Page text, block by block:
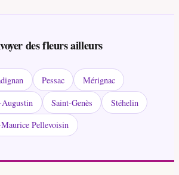
des fleurs ailleurs
Pessac
Mérignac
Saint-Genès
Stéhelin
Pellevoisin